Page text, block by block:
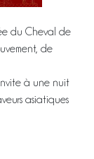
du Cheval de
de
invite à une nuit
asiatiques